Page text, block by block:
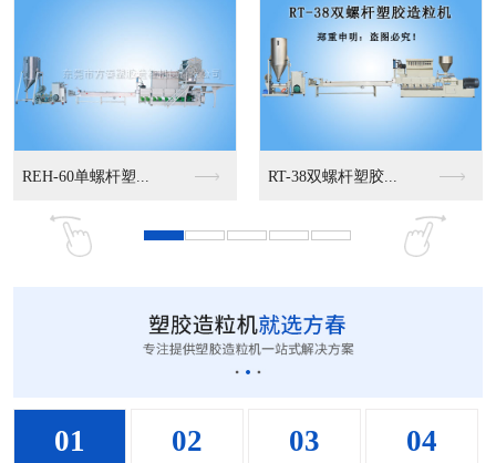
MS-50立式混色机... MS-100立式混色...
MS-200立式混色...
01 02 03 04